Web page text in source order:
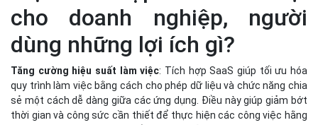
Mỗi bước trong quy trình này đòi hỏi sự cẩn trọng và kiên nhẫn để
đảm bảo rằng tích được triển khai một cách hiệu quả và không
gây ra sự gián đoạn trong hoạt động kinh doanh.